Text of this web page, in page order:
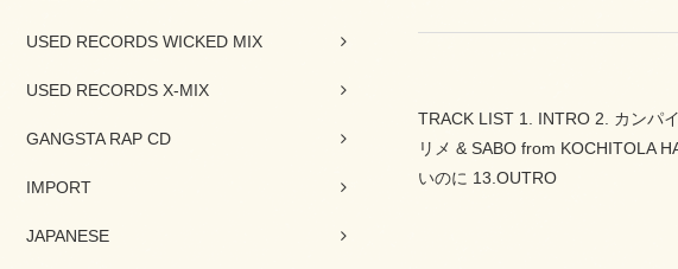
USED RECORDS WICKED MIX
USED RECORDS X-MIX
GANGSTA RAP CD
IMPORT
JAPANESE
TRACK LIST 1. INTRO 2. カンパ
リメ & SABO from KOCHITOLA
いのに 13.OUTRO